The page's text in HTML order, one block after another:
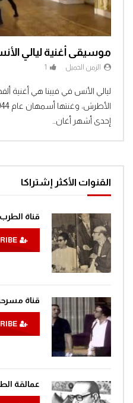
موسيقى أغنية ليالي
الزمن الجميل 1
ليالي الأنس في فيينا هي أغنية
إحدى أشهر أغان...
Watch Later
القنوات الأكثر إشتراكا
قناة
قناة
عمالقة